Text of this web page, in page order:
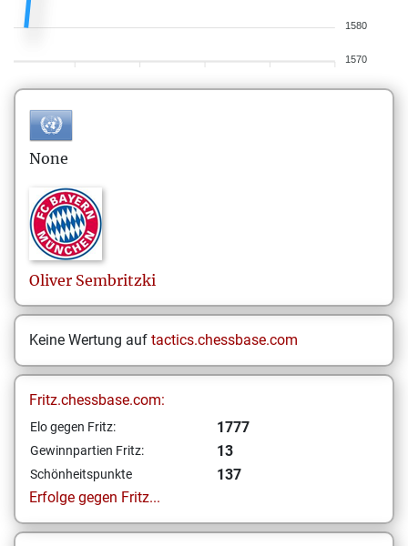
1580
1570
None
Oliver Sembritzki
Keine Wertung auf tactics.chessbase.com
Fritz.chessbase.com:
Elo gegen Fritz: 1777
Gewinnpartien Fritz: 13
Schönheitspunkte
137
Erfolge gegen Fritz...